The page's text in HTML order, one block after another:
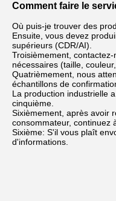
Comment faire le
Où puis-je trouver des
Ensuite, vous devez
supérieurs (CDR/AI).
Troisièmement,
nécessaires (taille,
Quatrièmement, nous
échantillons de
La production industrielle
cinquième.
Sixièmement, après avoir
consommateur, continuez
Sixième: S'il vous plaît
d'informations.